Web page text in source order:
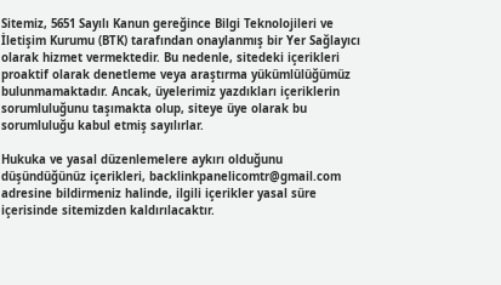
Sitemiz, 5651 Sayılı Kanun gereğince Bilgi Teknolojileri ve
İletişim Kurumu (BTK) tarafından onaylanmış bir Yer Sağlayıcı
olarak hizmet vermektedir. Bu nedenle, sitedeki içerikleri
proaktif olarak denetleme veya araştırma yükümlülüğümüz
bulunmamaktadır. Ancak, üyelerimiz yazdıkları içeriklerin
sorumluluğunu taşımakta olup, siteye üye olarak bu
sorumluluğu kabul etmiş sayılırlar.
Hukuka ve yasal düzenlemelere aykırı olduğunu
düşündüğünüz içerikleri, backlinkpanelicomtr@gmail.com
adresine bildirmeniz halinde, ilgili içerikler yasal süre
içerisinde sitemizden kaldırılacaktır.